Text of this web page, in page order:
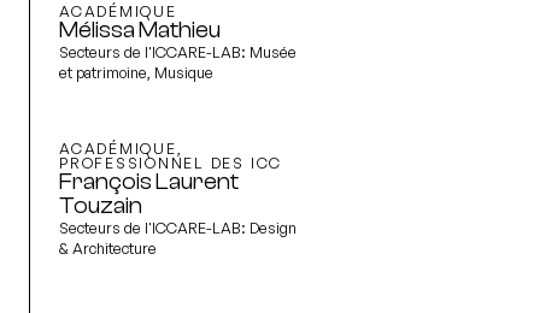
ACADÉMIQUE
Mélissa Mathieu
Secteurs de l'ICCARE-LAB: Musée
et patrimoine, Musique
ACADÉMIQUE,
PROFESSIONNEL DES ICC
François Laurent
Touzain
Secteurs de l'ICCARE-LAB: Design
& Architecture